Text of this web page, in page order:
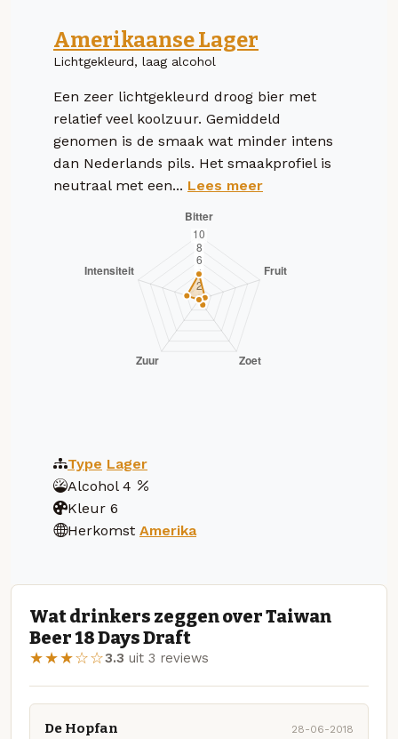
Amerikaanse Lager
Lichtgekleurd, laag alcohol
Een zeer lichtgekleurd droog bier met
relatief veel koolzuur. Gemiddeld
genomen is de smaak wat minder intens
dan Nederlands pils. Het smaakprofiel is
neutraal met een... Lees meer
Type Lager
Alcohol 4
Kleur 6
Herkomst Amerika
Wat drinkers zeggen over Taiwan
Beer 18 Days Draft
★★★☆☆3.3 uit 3 reviews
De Hopfan 28-06-2018